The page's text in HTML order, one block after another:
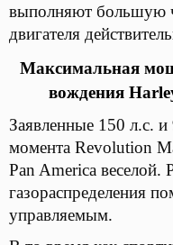
выполняют большую
двигателя
Максимальная
вождения
Заявленные 150 л.с.
момента Revolution
Pan America веселой.
газораспределения
управляемым.